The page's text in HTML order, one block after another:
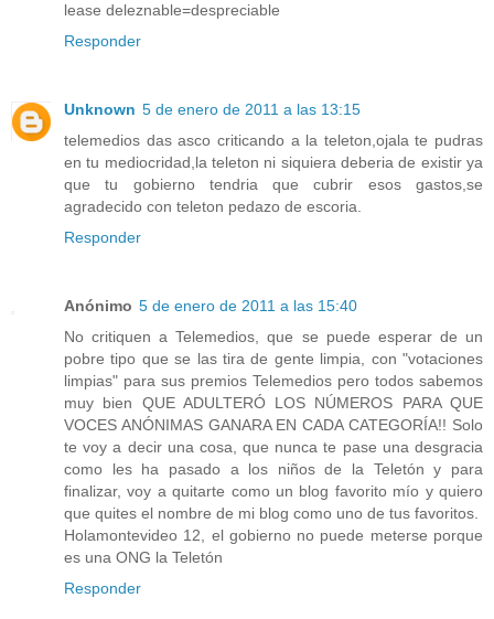
lease deleznable=despreciable
Responder
Unknown 5 de enero de 2011 a las 13:15
telemedios das asco criticando a la teleton,ojala te pudras
en tu mediocridad,la teleton ni siquiera deberia de existir ya
que tu gobierno tendria que cubrir esos gastos,se
agradecido con teleton pedazo de escoria.
Responder
Anónimo 5 de enero de 2011 a las 15:40
No critiquen a Telemedios, que se puede esperar de un
pobre tipo que se las tira de gente limpia, con "votaciones
limpias" para sus premios Telemedios pero todos sabemos
muy bien QUE ADULTERÓ LOS NÚMEROS PARA QUE
VOCES ANÓNIMAS GANARA EN CADA CATEGORÍA!! Solo
te voy a decir una cosa, que nunca te pase una desgracia
como les ha pasado a los niños de la Teletón y para
finalizar, voy a quitarte como un blog favorito mío y quiero
que quites el nombre de mi blog como uno de tus favoritos.
Holamontevideo 12, el gobierno no puede meterse porque
es una ONG la Teletón
Responder